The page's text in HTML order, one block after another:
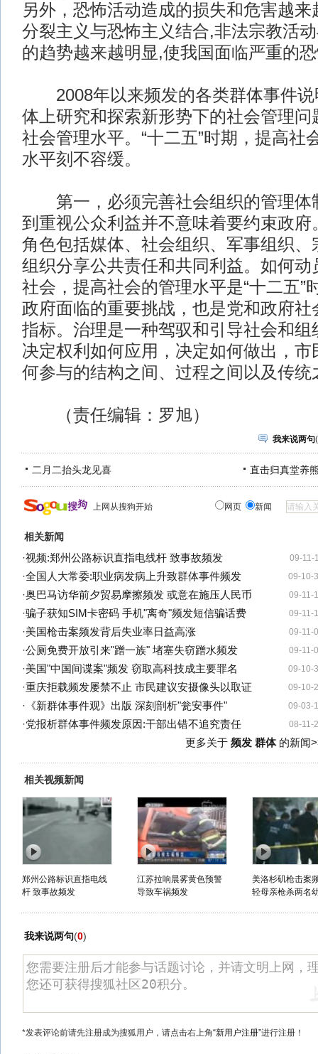
另外，恐怖活动造成的损失和危害越
分裂主义与恐怖主义结合,非法宗教活
的趋势越来越明显,使我国面临严重的
2008年以来频发的各类群体事件说
体上研究和探索新形势下的社会管理问
社会管理水平。“十二五”时期，提高社
水平刻不容缓。
第一，必须完善社会组织的管理体
到重视公众利益并不意味着要约束政府
角色包括媒体、社会组织、军事组织、
组织分享公共责任和共同利益。如何动
社会，提高社会的管理水平是“十二五”
政府面临的重要挑战，也是党和政府社
指标。治理是一种驾驭和引导社会和组
决定权利如何应用，决定如何做出，市
何参与的结构之间、过程之间以及传统
（责任编辑：罗旭）
我来说两句(
二月二抬头龙见喜 直击归真堂养
上网从搜狗开始 网页 新闻
相关新闻
09-11-
·视频:郑州公路标识直指电线杆 致事故频发
09-10-
·全国人大常委:职业病发病上升致群体事件频发
09-11-
·奥巴马访华前夕贸易摩擦频发 或意在施压人民币
09-11-
·骗子获知SIM卡密码 手机"离奇"频发短信骗话费
09-11-
·美国枪击案频发背后失业率日益高涨
09-11-
·公厕免费开放引来"蹭一族" 堵塞失窃蹭水频发
09-10-
·美国"中国间谍案"频发 窃取高科技成主要罪名
09-10-
·重庆拒载频发屡禁不止 市民建议安摄像头以取证
09-03-
· 《新群体事件观》出版 深刻剖析"瓮安事件"
08-11-
·党报析群体事件频发原因:干部出错不追究责任
更多关于 频发 群体的新闻
相关视频新闻
郑州公路标识直指电线
杆 致事故频发
江苏拉响晨雾黄色预警
导致车祸频发
美洛杉矶枪击案
轻母亲枪杀两名
我来说两句(0)
*发表评论前请先注册成为搜狐用户，请点击右上角“新用户注册”进行注册！